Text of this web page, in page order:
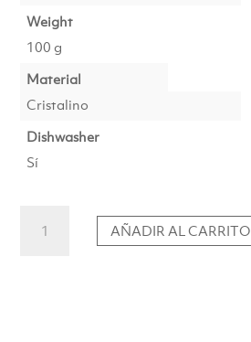
Weight
100 g
Material
Cristalino
Dishwasher
Sí
AÑADIR AL CARRITO